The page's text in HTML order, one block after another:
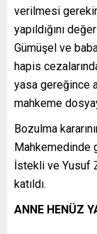
verilmesi
yapıldığını
Gümüşel ve
hapis
yasa gereğince
mahkeme
Bozulma
Mahkemedinde
İstekli ve Yusuf
katıldı.
ANNE HENÜZ